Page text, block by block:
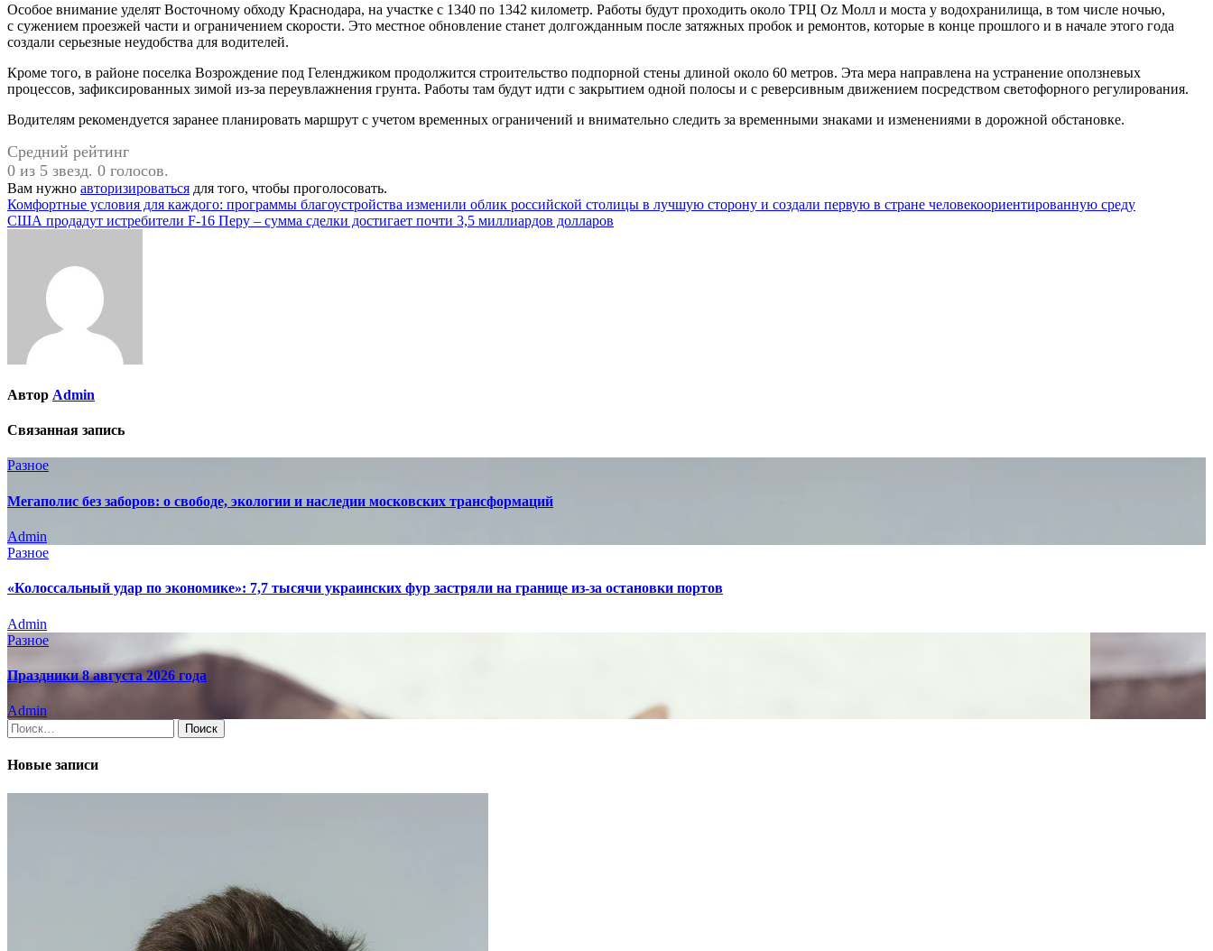
Особое внимание уделят Восточному обходу Краснодара, на участке с 1340 по 1342 километр. Работы будут проходить около ТРЦ Oz Молл и моста у водохранилища, в том числе ночью,
с сужением проезжей части и ограничением скорости. Это местное обновление станет долгожданным после затяжных пробок и ремонтов, которые в конце прошлого и в начале этого года
создали серьезные неудобства для водителей.
Кроме того, в районе поселка Возрождение под Геленджиком продолжится строительство подпорной стены длиной около 60 метров. Эта мера направлена на устранение оползневых
процессов, зафиксированных зимой из-за переувлажнения грунта. Работы там будут идти с закрытием одной полосы и с реверсивным движением посредством светофорного регулирования.
Водителям рекомендуется заранее планировать маршрут с учетом временных ограничений и внимательно следить за временными знаками и изменениями в дорожной обстановке.
Средний рейтинг
0 из 5 звезд. 0 голосов.
Вам нужно авторизироваться для того, чтобы проголосовать.
Навигация
по
Комфортные условия для каждого: программы благоустройства изменили облик российской столицы в лучшую сторону и создали первую в стране человекоориентированную среду
США продадут истребители F-16 Перу – сумма сделки достигает почти 3,5 миллиардов долларов
Автор Admin
Связанная запись
Разное
Мегаполис без заборов: о свободе, экологии и наследии московских трансформаций
Admin
Разное
«Колоссальный удар по экономике»: 7,7 тысячи украинских фур застряли на границе из-за остановки портов
Admin
Разное
Праздники 8 августа 2026 года
Admin
Найти:
Новые записи